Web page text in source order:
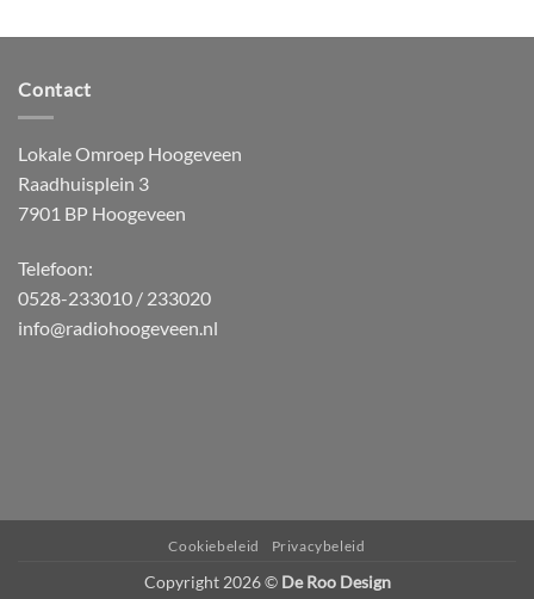
Contact
Lokale Omroep Hoogeveen
Raadhuisplein 3
7901 BP Hoogeveen
Telefoon:
0528-233010 / 233020
info@radiohoogeveen.nl
Cookiebeleid Privacybeleid
Copyright 2026 © De Roo Design